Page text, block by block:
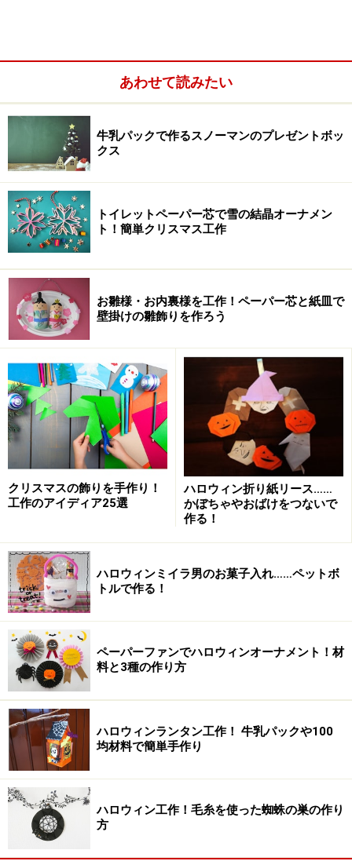
折り紙で作るハロウィン工作の材料です
材料：折り紙（オレンジ色、黒色、他好きな色）、トイ
レットペーパー芯、セロハンテープ、ペン、ハサミ、木
工用ボンド、リボン
ハロウィン折り紙"カボチャおばけ"の折り
方
1.カボチャおばけは、まず折り紙を半分に折り、さらに
半分に折って三角にします。
まずは三角に折るよ
2.中を開きます。
中を開いて…
3.裏も開き四角にします。
四角にするよ
4.図の様に両端を内側に折ります。
あわせて読みたい
牛乳パックで作るスノーマンのプレゼントボッ
クス
トイレットペーパー芯で雪の結晶オーナメン
ト！簡単クリスマス工作
お雛様・お内裏様を工作！ペーパー芯と紙皿で
壁掛けの雛飾りを作ろう
クリスマスの飾りを手作り！
工作のアイディア25選
ハロウィン折り紙リース……
かぼちゃやおばけをつないで
作る！
ハロウィンミイラ男のお菓子入れ……ペットボ
トルで作る！
ペーパーファンでハロウィンオーナメント！材
料と3種の作り方
ハロウィンランタン工作！ 牛乳パックや100
均材料で簡単手作り
ハロウィン工作！毛糸を使った蜘蛛の巣の作り
方